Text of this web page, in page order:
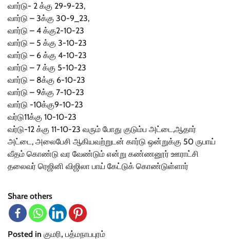
வார்டு- 2 க்கு 29-9-23,
வார்டு – 3க்கு 30-9_23,
வார்டு – 4 க்கு2-10-23
வார்டு – 5 க்கு 3-10-23
வார்டு – 6 க்கு 4-10-23
வார்டு – 7 க்கு 5-10-23
வார்டு – 8க்கு 6-10-23
வார்டு – 9க்கு 7-10-23
வார்டு -10க்கு9-10-23
வர்டு11க்கு 10-10-23
வர்டு-12 க்கு 11-10-23 வரும் போது குடும்ப அட்டை,ஆதார்
அட்டை, அலைபேசி ஆகியவற்றுடன் கார்டு ஒன்றுக்கு 50 ருபாய்
வீதம் கொண்டு வர வேண்டும் என்று கண்ணனூர் ஊராட்சி
தலைவர் ரெஜினி விஜிலா பாய் கேட்டுக் கொண்டுள்ளார்
Share others
Posted in குமரி, பத்மநாபபுரம்